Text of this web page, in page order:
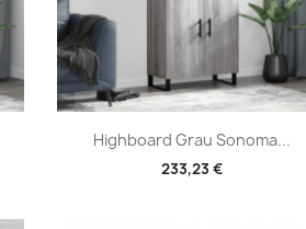
Highboard Grau Sonoma...
233,23 €
Vorschau